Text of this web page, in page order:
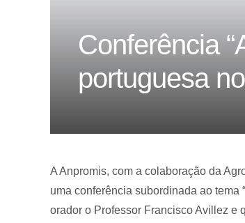
Conferência
portuguesa
A Anpromis, com a colaboração da
uma conferência subordinada ao tema “
orador o Professor Francisco Avillez e